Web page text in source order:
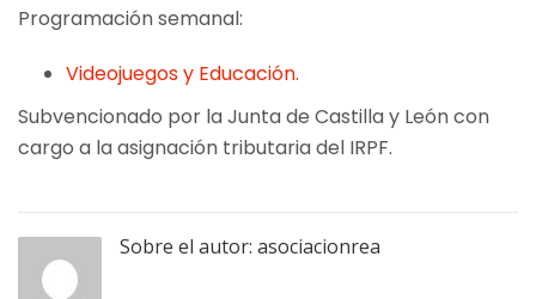
Programación semanal:
Videojuegos y Educación.
Subvencionado por la Junta de Castilla y León con
cargo a la asignación tributaria del IRPF.
Sobre el autor: asociacionrea